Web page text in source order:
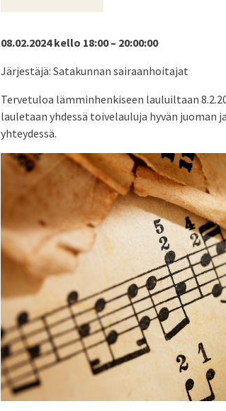
08.02.2024 kello 18:00 – 20:00:00
Järjestäjä: Satakunnan sairaanhoitajat
Tervetuloa lämminhenkiseen lauluiltaan
lauletaan yhdessä toivelauluja hyvän
yhteydessä.